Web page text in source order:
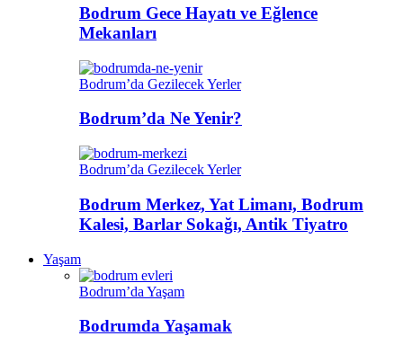
Bodrum Gece Hayatı ve Eğlence
Mekanları
Bodrum’da Gezilecek Yerler
Bodrum’da Ne Yenir?
Bodrum’da Gezilecek Yerler
Bodrum Merkez, Yat Limanı, Bodrum
Kalesi, Barlar Sokağı, Antik Tiyatro
Yaşam
Bodrum’da Yaşam
Bodrumda Yaşamak